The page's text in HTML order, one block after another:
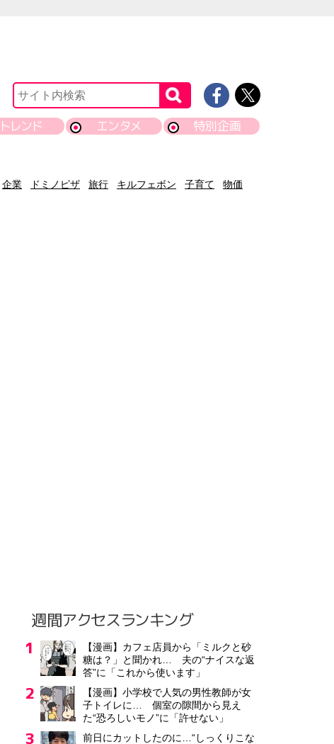
トレンド エンタメ 特別企画
企業 ドミノピザ 旅行 キルフェボン 子育て 物価
週間アクセスランキング
【漫画】カフェ店員から「ミルクと砂
糖は？」と聞かれ… 夫の“ナイスな返
答”に「これから使います」
【漫画】小学校で人気の男性教師が女
子トイレに… 個室の隙間から見え
た“恐ろしいモノ”に「許せない」
前日にカットしたのに…“しっくりこな